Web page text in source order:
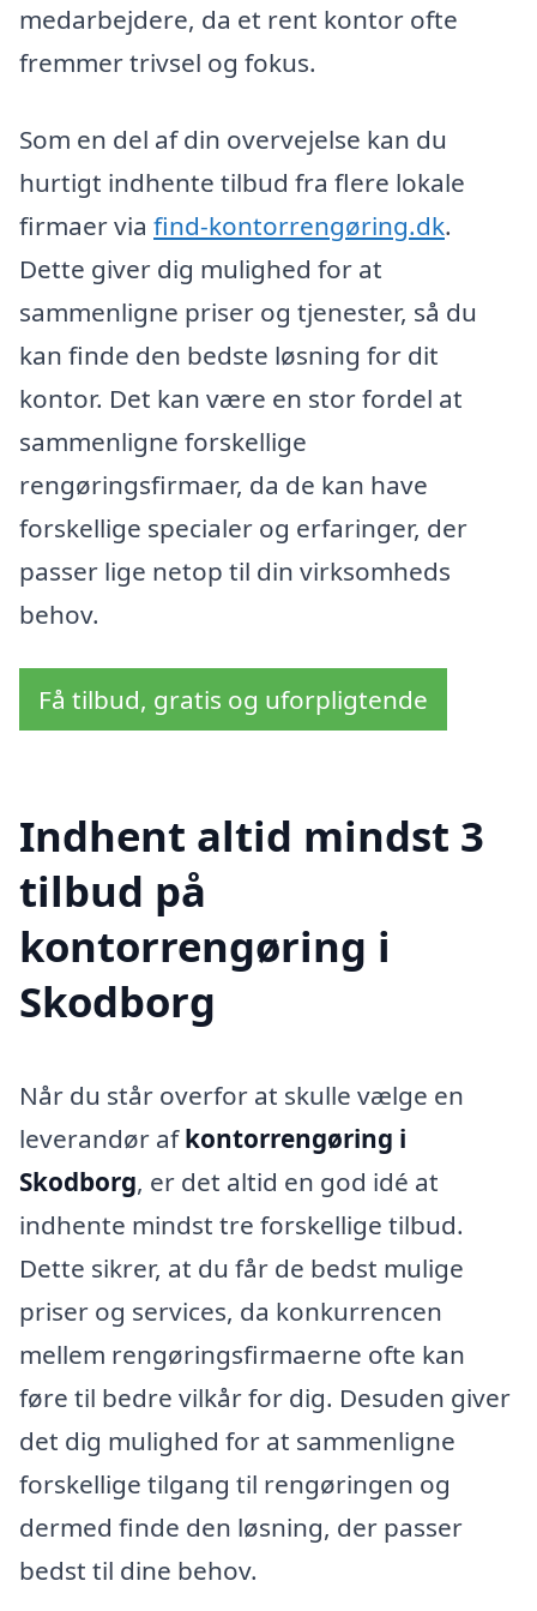
medarbejdere, da et rent kontor ofte
fremmer trivsel og fokus.
Som en del af din overvejelse kan du
hurtigt indhente tilbud fra flere lokale
firmaer via find-kontorrengøring.dk.
Dette giver dig mulighed for at
sammenligne priser og tjenester, så du
kan finde den bedste løsning for dit
kontor. Det kan være en stor fordel at
sammenligne forskellige
rengøringsfirmaer, da de kan have
forskellige specialer og erfaringer, der
passer lige netop til din virksomheds
behov.
Få tilbud, gratis og uforpligtende
Indhent altid mindst 3
tilbud på
kontorrengøring i
Skodborg
Når du står overfor at skulle vælge en
leverandør afkontorrengøring i
Skodborg, er det altid en god idé at
indhente mindst tre forskellige tilbud.
Dette sikrer, at du får de bedst mulige
priser og services, da konkurrencen
mellem rengøringsfirmaerne ofte kan
føre til bedre vilkår for dig. Desuden giver
det dig mulighed for at sammenligne
forskellige tilgang til rengøringen og
dermed finde den løsning, der passer
bedst til dine behov.